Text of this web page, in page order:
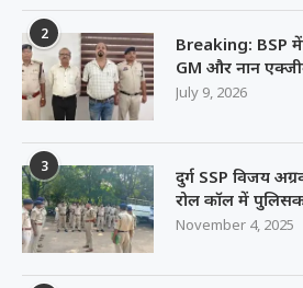
2
Breaking: BSP में
GM और नान
July 9, 2026
3
दुर्ग SSP विजय
रोल कॉल में
November 4, 2025